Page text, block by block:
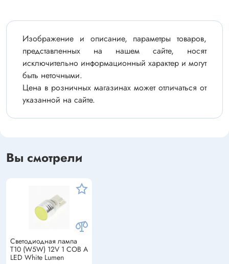
Изображение и описание, параметры товаров,
представленных на нашем сайте, носят
исключительно информационный характер и могут
быть неточными.
Цена в розничных магазинах может отличаться от
указанной на сайте.
Вы смотрели
Светодиодная лампа
T10 (W5W) 12V 1 COB A
LED White Lumen